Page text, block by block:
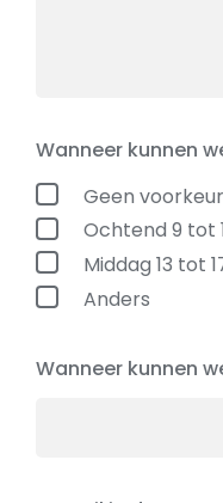
Wanneer kunnen
Geen
Ochtend 9 tot
Middag 13 tot
Anders
Wanneer kunnen